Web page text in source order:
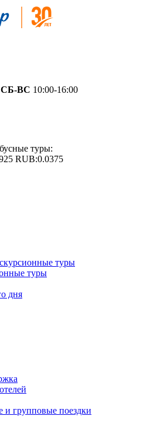
СБ-ВС 10:00-16:00
туры:
RUB:0.0375
туры
туры
дня
и групповые поездки